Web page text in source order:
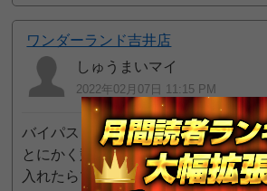
ワンダーランド吉井店
しゅうまいマイ
2022年02月07日 11:15 PM
バイパスより、打てるかも？
とにかく競争率が低いので、
入れたらツモれる。